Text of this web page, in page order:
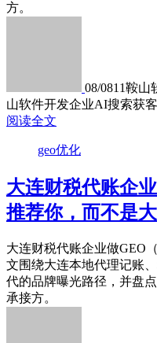
方。
08/0811鞍山
山软件开发企业AI搜索获
阅读全文
geo优化
大连财税代账企
推荐你，而不是
大连财税代账企业做GEO
文围绕大连本地代理记账
代的品牌曝光路径，并盘
承接方。